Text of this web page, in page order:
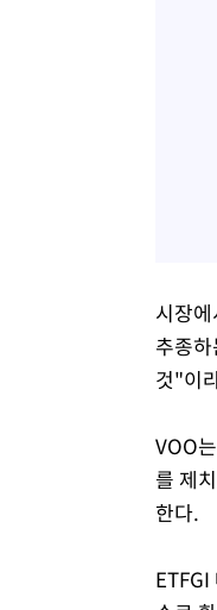
시장
추종
것"이
VOO
를 제
한다.